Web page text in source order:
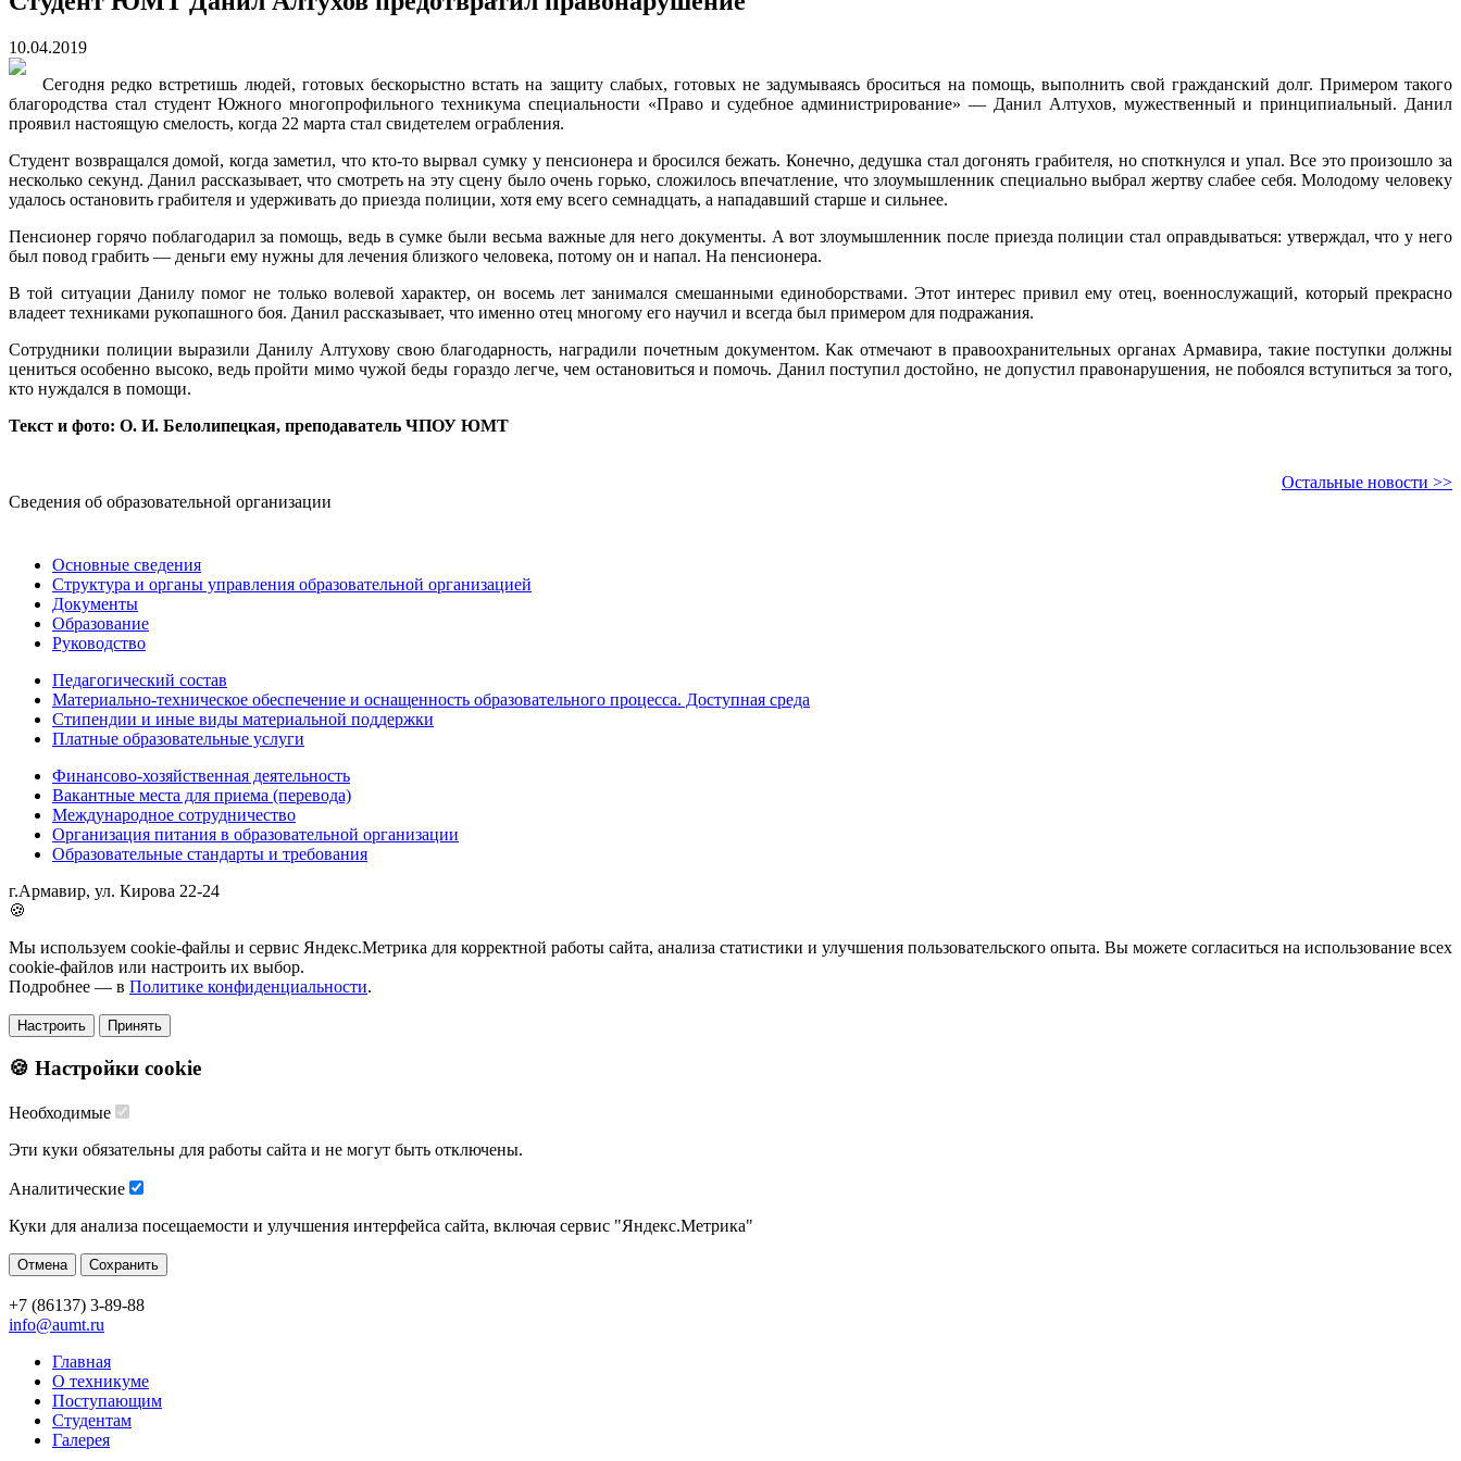
10.04.2019
Сегодня редко встретишь людей, готовых бескорыстно встать на защиту слабых, готовых не задумываясь броситься на помощь, выполнить свой гражданский долг. Примером такого
благородства стал студент Южного многопрофильного техникума специальности «Право и судебное администрирование» — Данил Алтухов, мужественный и принципиальный. Данил
проявил настоящую смелость, когда 22 марта стал свидетелем ограбления.
Студент возвращался домой, когда заметил, что кто-то вырвал сумку у пенсионера и бросился бежать. Конечно, дедушка стал догонять грабителя, но споткнулся и упал. Все это произошло за
несколько секунд. Данил рассказывает, что смотреть на эту сцену было очень горько, сложилось впечатление, что злоумышленник специально выбрал жертву слабее себя. Молодому человеку
удалось остановить грабителя и удерживать до приезда полиции, хотя ему всего семнадцать, а нападавший старше и сильнее.
Пенсионер горячо поблагодарил за помощь, ведь в сумке были весьма важные для него документы. А вот злоумышленник после приезда полиции стал оправдываться: утверждал, что у него
был повод грабить — деньги ему нужны для лечения близкого человека, потому он и напал. На пенсионера.
В той ситуации Данилу помог не только волевой характер, он восемь лет занимался смешанными единоборствами. Этот интерес привил ему отец, военнослужащий, который прекрасно
владеет техниками рукопашного боя. Данил рассказывает, что именно отец многому его научил и всегда был примером для подражания.
Сотрудники полиции выразили Данилу Алтухову свою благодарность, наградили почетным документом. Как отмечают в правоохранительных органах Армавира, такие поступки должны
цениться особенно высоко, ведь пройти мимо чужой беды гораздо легче, чем остановиться и помочь. Данил поступил достойно, не допустил правонарушения, не побоялся вступиться за того,
кто нуждался в помощи.
Текст и фото: О. И. Белолипецкая, преподаватель ЧПОУ ЮМТ
Остальные новости >>
Сведения об образовательной организации
Основные сведения
Структура и органы управления образовательной организацией
Документы
Образование
Руководство
Педагогический состав
Материально-техническое обеспечение и оснащенность образовательного процесса. Доступная среда
Стипендии и иные виды материальной поддержки
Платные образовательные услуги
Финансово-хозяйственная деятельность
Вакантные места для приема (перевода)
Международное сотрудничество
Организация питания в образовательной организации
Образовательные стандарты и требования
г.Армавир, ул. Кирова 22-24
🍪
Мы используем cookie-файлы и сервис Яндекс.Метрика для корректной работы сайта, анализа статистики и улучшения пользовательского опыта. Вы можете согласиться на использование всех
cookie-файлов или настроить их выбор.
Подробнее — в Политике конфиденциальности.
Настроить Принять
🍪 Настройки cookie
Необходимые
Эти куки обязательны для работы сайта и не могут быть отключены.
Аналитические
Куки для анализа посещаемости и улучшения интерфейса сайта, включая сервис "Яндекс.Метрика"
Отмена Сохранить
+7 (86137) 3-89-88
info@aumt.ru
Главная
О техникуме
Поступающим
Студентам
Галерея